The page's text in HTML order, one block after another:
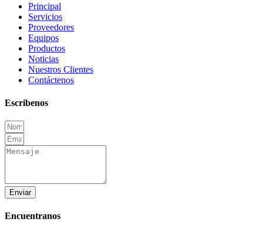
Principal
Servicios
Proveedores
Equipos
Productos
Noticias
Nuestros Clientes
Contáctenos
Escribenos
Enviar
Encuentranos